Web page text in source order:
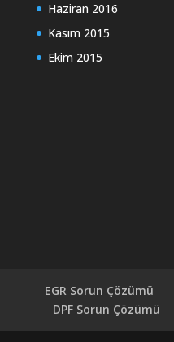
Haziran 2016
Kasım 2015
Ekim 2015
EGR Sorun Çözümü
DPF Sorun Çözümü